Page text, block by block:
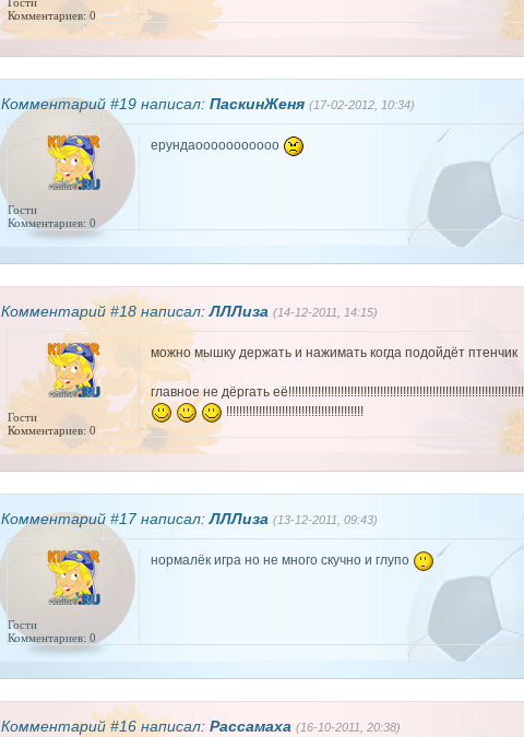
Комментариев: 0
Комментарий #19 написал: ПаскинЖеня (17-02-2012, 10:34)
Гости
Комментариев: 0
ерундаооооооооооо
Комментарий #18 написал:ЛЛЛиза (14-12-2011, 14:15)
Гости
Комментариев: 0
можно мышку держать и нажимать когда подойдёт птенчик
главное не дёргать
!!!!!!!!!!!!!!!!!!!!!!!!!!!!!!!!!!!!!!!!!!
Комментарий #17 написал:ЛЛЛиза (13-12-2011, 09:43)
Гости
Комментариев: 0
нормалёк игра но не много скучно и глупо
Комментарий #16 написал: Рассамаха (16-10-2011, 20:38)